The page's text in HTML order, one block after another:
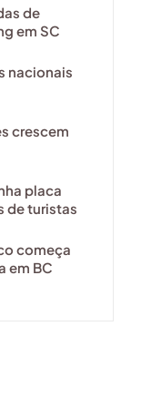
de
em SC
nacionais
crescem
placa
de turistas
começa
em BC